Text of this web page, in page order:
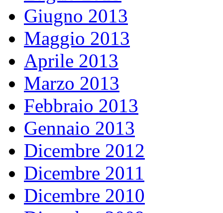
Giugno 2013
Maggio 2013
Aprile 2013
Marzo 2013
Febbraio 2013
Gennaio 2013
Dicembre 2012
Dicembre 2011
Dicembre 2010